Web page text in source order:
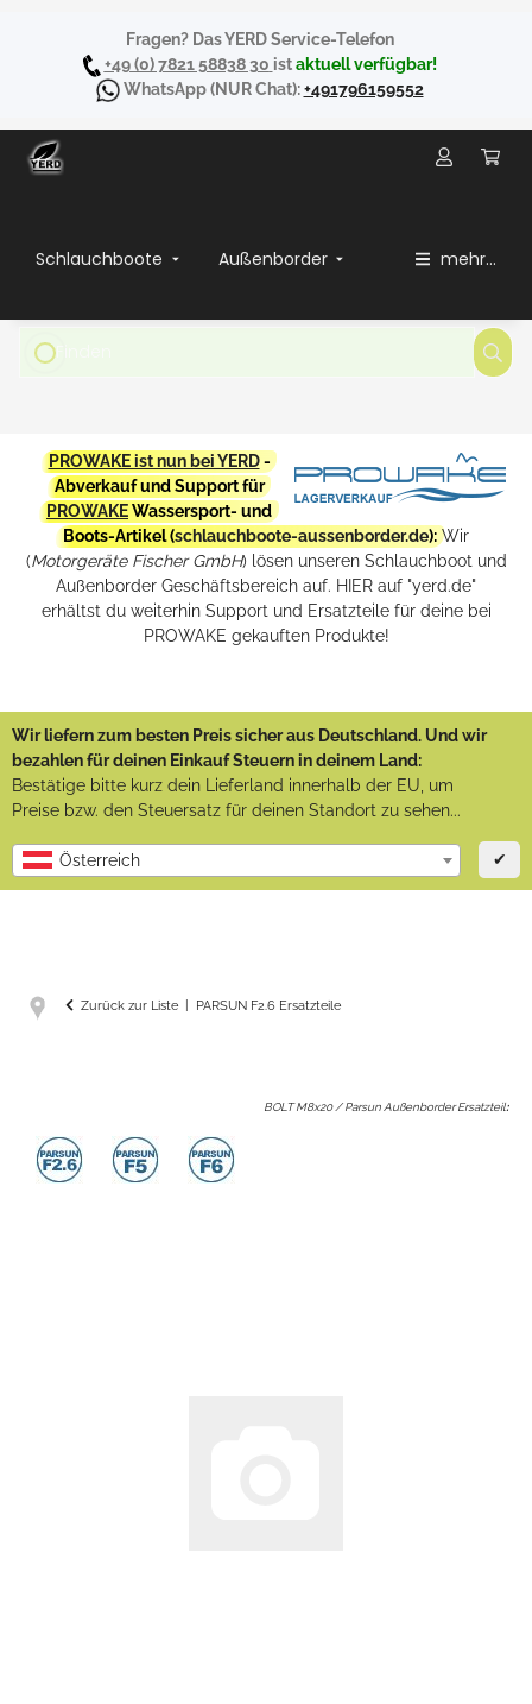
Fragen? Das YERD Service-Telefon
+49 (0) 7821 58838 30 istaktuell verfügbar!
WhatsApp(NUR Chat):+491796159552
Schlauchboote Außenborder mehr...
PROWAKE ist nun bei YERD-
Abverkauf und Support für
PROWAKEWassersport- und
Boots-Artikel (schlauchboote-aussenborder.de): Wir
(Motorgeräte Fischer GmbH) lösen unseren Schlauchboot und
Außenborder Geschäftsbereich auf. HIER auf "yerd.de"
erhältst du weiterhin Support und Ersatzteile für deine bei
PROWAKE gekauften Produkte!
Wir liefern zum besten Preis sicher aus Deutschland. Und wir
bezahlen für deinen Einkauf Steuern in deinem Land:
Bestätige bitte kurz dein Lieferland innerhalb der EU, um
Preise bzw. den Steuersatz für deinen Standort zu sehen...
Österreich ✔
Zurück zur Liste PARSUN F2.6 Ersatzteile
BOLT M8x20 / Parsun Außenborder Ersatzteil: